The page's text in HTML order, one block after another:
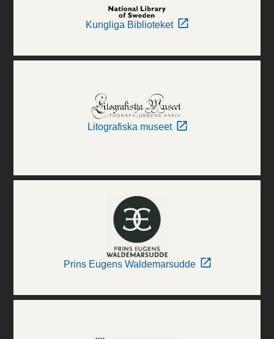
Kungliga Biblioteket
Litografiska museet
Prins Eugens Waldemarsudde